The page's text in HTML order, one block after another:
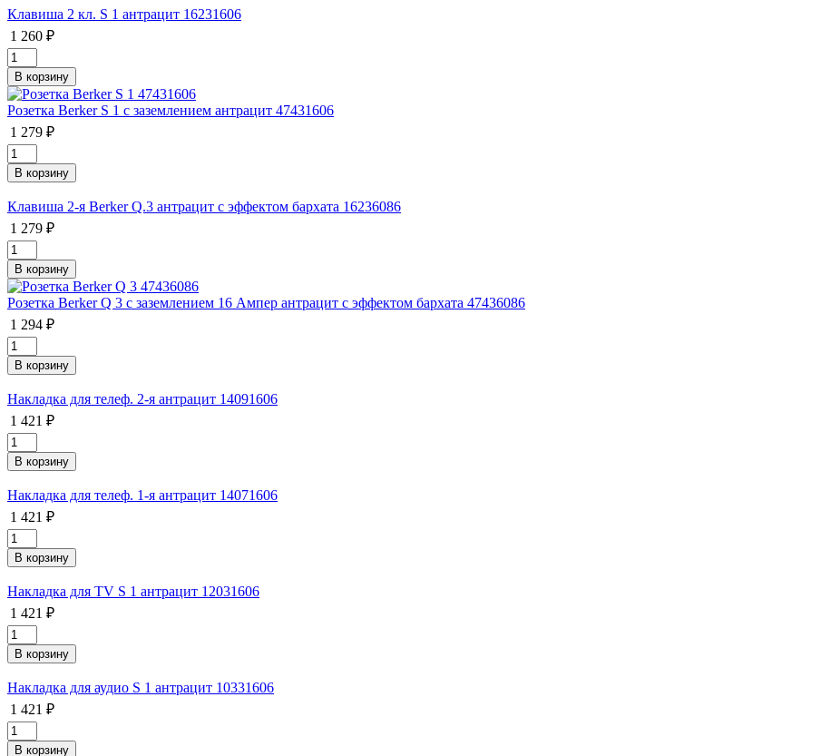
Клавиша 2 кл. S 1 антрацит 16231606
1 260 ₽
Розетка Berker S 1 с заземлением антрацит 47431606
1 279 ₽
Клавиша 2-я Berker Q.3 антрацит с эффектом бархата 16236086
1 279 ₽
Розетка Berker Q 3 с заземлением 16 Ампер антрацит с эффектом бархата 47436086
1 294 ₽
Накладка для телеф. 2-я антрацит 14091606
1 421 ₽
Накладка для телеф. 1-я антрацит 14071606
1 421 ₽
Накладка для TV S 1 антрацит 12031606
1 421 ₽
Накладка для аудио S 1 антрацит 10331606
1 421 ₽